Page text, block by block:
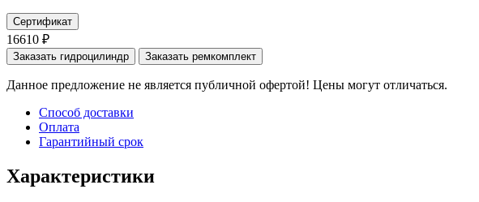
Сертификат
16610 ₽
Заказать гидроцилиндр Заказать ремкомплект
Данное предложение не является публичной офертой! Цены могут отличаться.
Способ доставки
Оплата
Гарантийный срок
Характеристики